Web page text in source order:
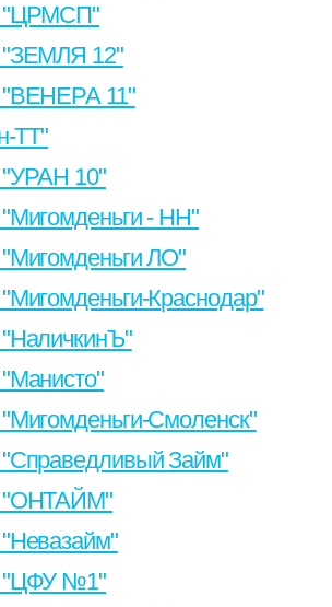
12"
11"
ТТ"
10"
- НН"
ЛО"
Краснодар"
Смоленск"
Займ"
№1"